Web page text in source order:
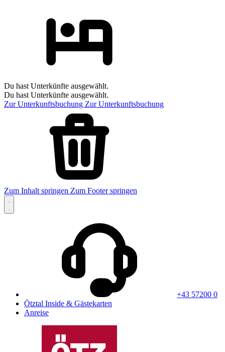
Du hast Unterkünfte ausgewählt.
Du hast Unterkünfte ausgewählt.
Zur Unterkunftsbuchung Zur Unterkunftsbuchung
Zum Inhalt springen Zum Footer springen
+43 57200 0
Ötztal Inside & Gästekarten
Anreise